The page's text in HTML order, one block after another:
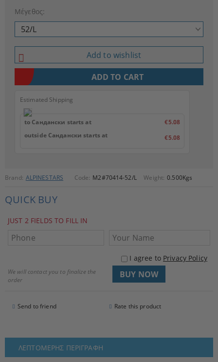
Brand: ALPINESTARS Code: M2#70414-52/L Weight: 0.500Kgs
QUICK BUY
JUST 2 FIELDS TO FILL IN
I agree to Privacy Policy
We will contact you to finalize the
order
Send to friend Rate this product
Μέγεθος:
Add to wishlist
Estimated Shipping
to Сандански starts at
€5.08
outside Сандански starts at
€5.08
ΛΕΠΤΟΜΕΡΉΣ ΠΕΡΙΓΡΑΦΉ